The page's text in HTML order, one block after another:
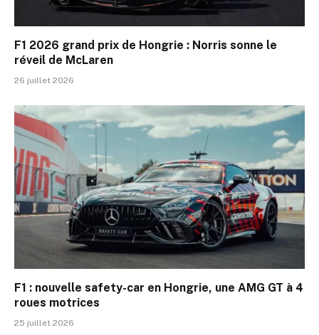
F1 2026 grand prix de Hongrie : Norris sonne le
réveil de McLaren
26 juillet 2026
F1 : nouvelle safety-car en Hongrie, une AMG GT à 4
roues motrices
25 juillet 2026